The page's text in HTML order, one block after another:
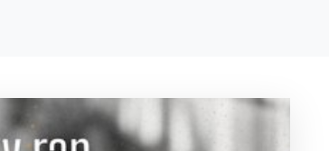
ktorú chcete povoliť